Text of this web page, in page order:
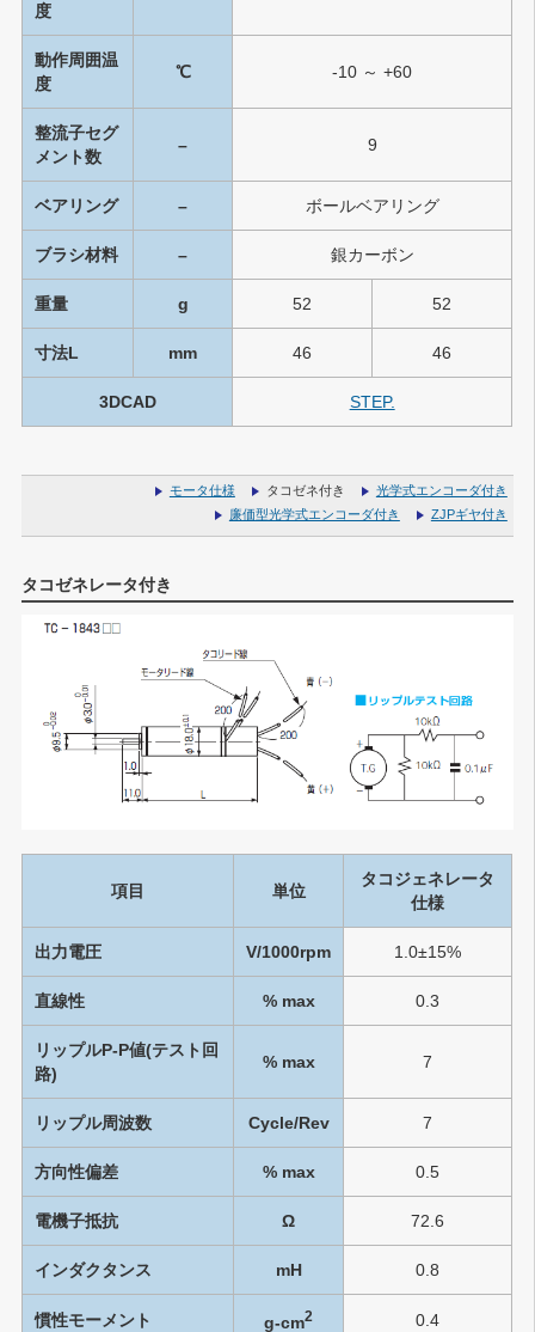
度
動作周囲温
度
℃ -10 ～ +60
整流子セグ
メント数
– 9
ベアリング – ボールベアリング
ブラシ材料 – 銀カーボン
重量 g 52 52
寸法L mm 46 46
3DCAD STEP.
モータ仕様 タコゼネ付き
光学式エンコーダ付き
廉価型光学式エンコーダ付き
ZJPギヤ付き
タコゼネレータ付き
項目 単位
タコジェネレータ
仕様
出力電圧 V/1000rpm 1.0±15%
直線性 % max 0.3
リップルP-P値(テスト回
路)
% max 7
リップル周波数 Cycle/Rev 7
方向性偏差 % max 0.5
電機子抵抗 Ω 72.6
インダクタンス mH 0.8
慣性モーメント g-cm2 0.4